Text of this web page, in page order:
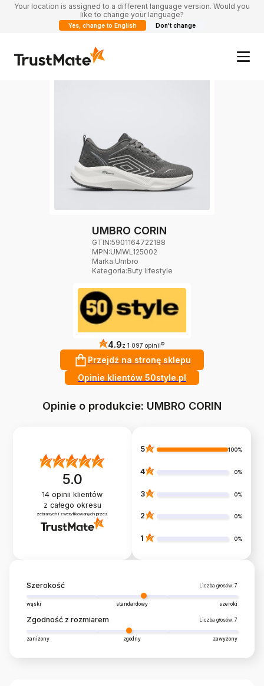
Your location is assigned to a different language version. Would you
like to change your language?
Yes, change to English Don't change
UMBRO CORIN
GTIN:5901164722188
MPN:UMWL125002
Marka:Umbro
Kategoria:Buty lifestyle
4.9z 1 097 opinii ?
Przejdź na stronę sklepu
Opinie klientów 50style.pl
Opinie o produkcie: UMBRO CORIN
5.0
14 opinii klientów
z całego okresu
zebranych i zweryfikowanych przez
5 100%
4 0%
3 0%
2 0%
1 0%
Szerokość Liczba głosów: 7
wąski standardowy szeroki
Zgodność z rozmiarem Liczba głosów: 7
zaniżony zgodny zawyżony